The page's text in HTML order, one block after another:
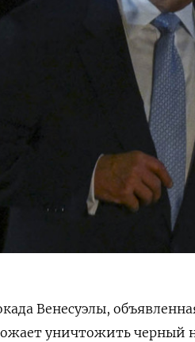
Венесуэлы,
уничтожить черный